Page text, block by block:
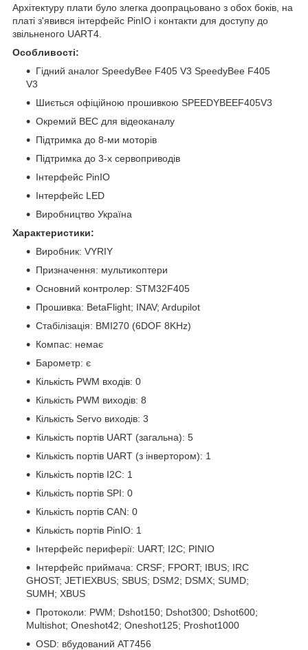
Архітектуру плати було злегка доопрацьовано з обох боків, на
платі з'явився інтерфейс PinIO і контакти для доступу до
звільненого UART4.
Особливості:
Гідний аналог SpeedyBee F405 V3 SpeedyBee F405
V3
Шиється офіційною прошивкою SPEEDYBEEF405V3
Окремий BEC для відеоканалу
Підтримка до 8-ми моторів
Підтримка до 3-х сервоприводів
Інтерфейс PinIO
Інтерфейс LED
Виробництво Україна
Характеристики:
Виробник: VYRIY
Призначення: мультикоптери
Основний контролер: STM32F405
Прошивка: BetaFlight; INAV; Ardupilot
Стабілізація: BMI270 (6DOF 8KHz)
Компас: немає
Барометр: є
Кількість PWM входів: 0
Кількість PWM виходів: 8
Кількість Servo виходів: 3
Кількість портів UART (загальна): 5
Кількість портів UART (з інвертором): 1
Кількість портів I2C: 1
Кількість портів SPI: 0
Кількість портів CAN: 0
Кількість портів PinIO: 1
Інтерфейс периферії: UART; I2C; PINIO
Інтерфейс приймача: CRSF; FPORT; IBUS; IRC
GHOST; JETIEXBUS; SBUS; DSM2; DSMX; SUMD;
SUMH; XBUS
Протоколи: PWM; Dshot150; Dshot300; Dshot600;
Multishot; Oneshot42; Oneshot125; Proshot1000
OSD: вбудований AT7456